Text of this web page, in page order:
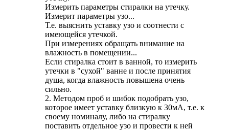
Измерить параметры стиралки на утечку.
Измерит параметры узо...
Т.е. выяснить уставку узо и соотнести с
имеющейся утечкой.
При измерениях обращать внимание на
влажность в помещении...
Если стиралка стоит в ванной, то измерить
утечки в "сухой" ванне и после принятия
душа, когда влажность повышена очень
сильно.
2. Методом проб и шибок подобрать узо,
которое имеет уставку близкую к 30мА, т.е. к
своему номиналу, либо на стиралку
поставить отдельное узо и провести к ней